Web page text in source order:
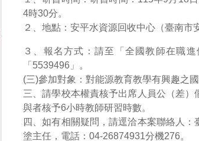
4時30分。
２、地點：安平水資源回收中心（臺南市
３、報名方式：請至「全國教師在職
「5539496」。
(三)參加對象：對能源教育教學有興趣之
三、請學校本權責核予出席人員公（差）
與者核予6小時教師研習時數。
四、如有相關疑問，請逕洽本案聯絡人
塗主任，電話：04-26874931分機276。